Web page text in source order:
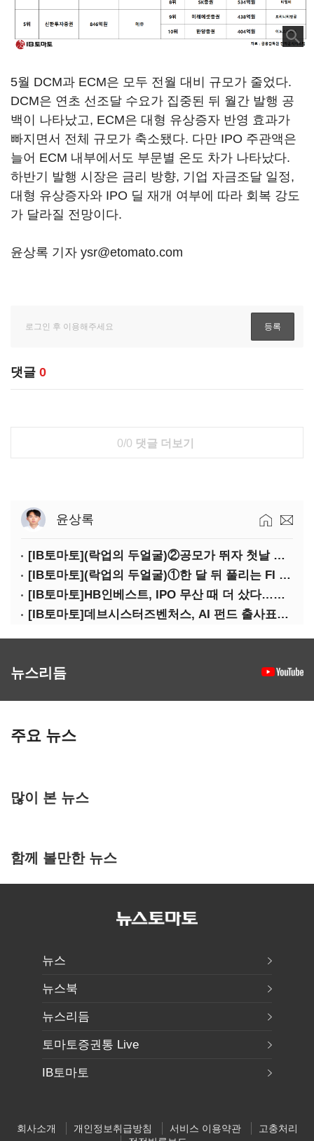
5월 DCM과 ECM은 모두 전월 대비 규모가 줄었다.
DCM은 연초 선조달 수요가 집중된 뒤 월간 발행 공
백이 나타났고, ECM은 대형 유상증자 반영 효과가
빠지면서 전체 규모가 축소됐다. 다만 IPO 주관액은
늘어 ECM 내부에서도 부문별 온도 차가 나타났다.
하반기 발행 시장은 금리 방향, 기업 자금조달 일정,
대형 유상증자와 IPO 딜 재개 여부에 따라 회복 강도
가 달라질 전망이다.
윤상록 기자 ysr@etomato.com
댓글 0
0/0 댓글 더보기
윤상록
[IB토마토](락업의 두얼굴)②공모가 뛰자 첫날 매도…FI 엑시트 전략 갈렸다
[IB토마토](락업의 두얼굴)①한 달 뒤 풀리는 FI 물량…새내기주 오버행 경계
[IB토마토]HB인베스트, IPO 무산 때 더 샀다…마키나락스 투자 2.7배 회수
[IB토마토]데브시스터즈벤처스, AI 펀드 출사표…모회사 경영난 변수
뉴스리듬
주요 뉴스
많이 본 뉴스
함께 볼만한 뉴스
뉴스
뉴스북
뉴스리듬
토마토증권통 Live
IB토마토
회사소개 개인정보취급방침 서비스 이용약관
고충처리